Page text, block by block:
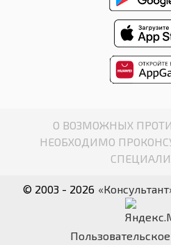
О ВОЗМОЖНЫХ
НЕОБХОДИМО
© 2003 - 2026